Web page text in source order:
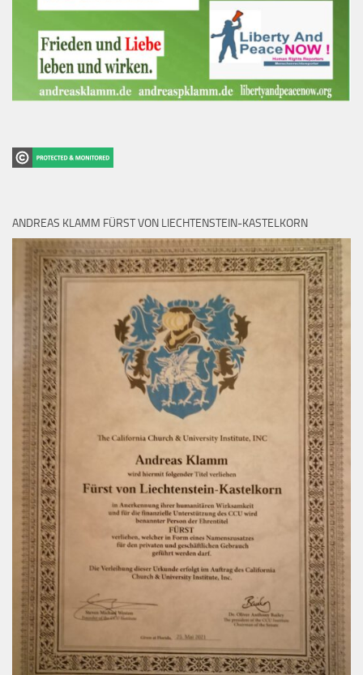
ANDREAS KLAMM FÜRST VON LIECHTENSTEIN-KASTELKORN